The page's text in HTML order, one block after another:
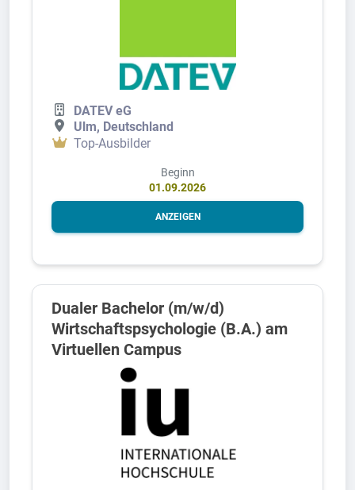
DATEV eG
Ulm, Deutschland
Top-Ausbilder
Beginn
01.09.2026
ANZEIGEN
Dualer Bachelor (m/w/d)
Wirtschaftspsychologie (B.A.) am
Virtuellen Campus